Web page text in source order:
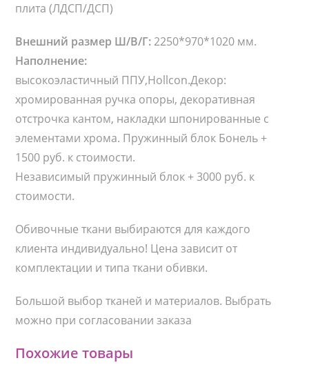
плита (ЛДСП/ДСП)
Внешний размер Ш/В/Г:2250*970*1020 мм.
Наполнение:
высокоэластичный ППУ,Hollcon.Декор:
хромированная ручка опоры, декоративная
отстрочка кантом, накладки шпонированные с
элементами хрома. Пружинный блок Бонель +
1500 руб. к стоимости.
Независимый пружинный блок + 3000 руб. к
стоимости.
Обивочные ткани выбираются для каждого
клиента индивидуально! Цена зависит от
комплектации и типа ткани обивки.
Большой выбор тканей и материалов. Выбрать
можно при согласовании заказа
Похожие товары